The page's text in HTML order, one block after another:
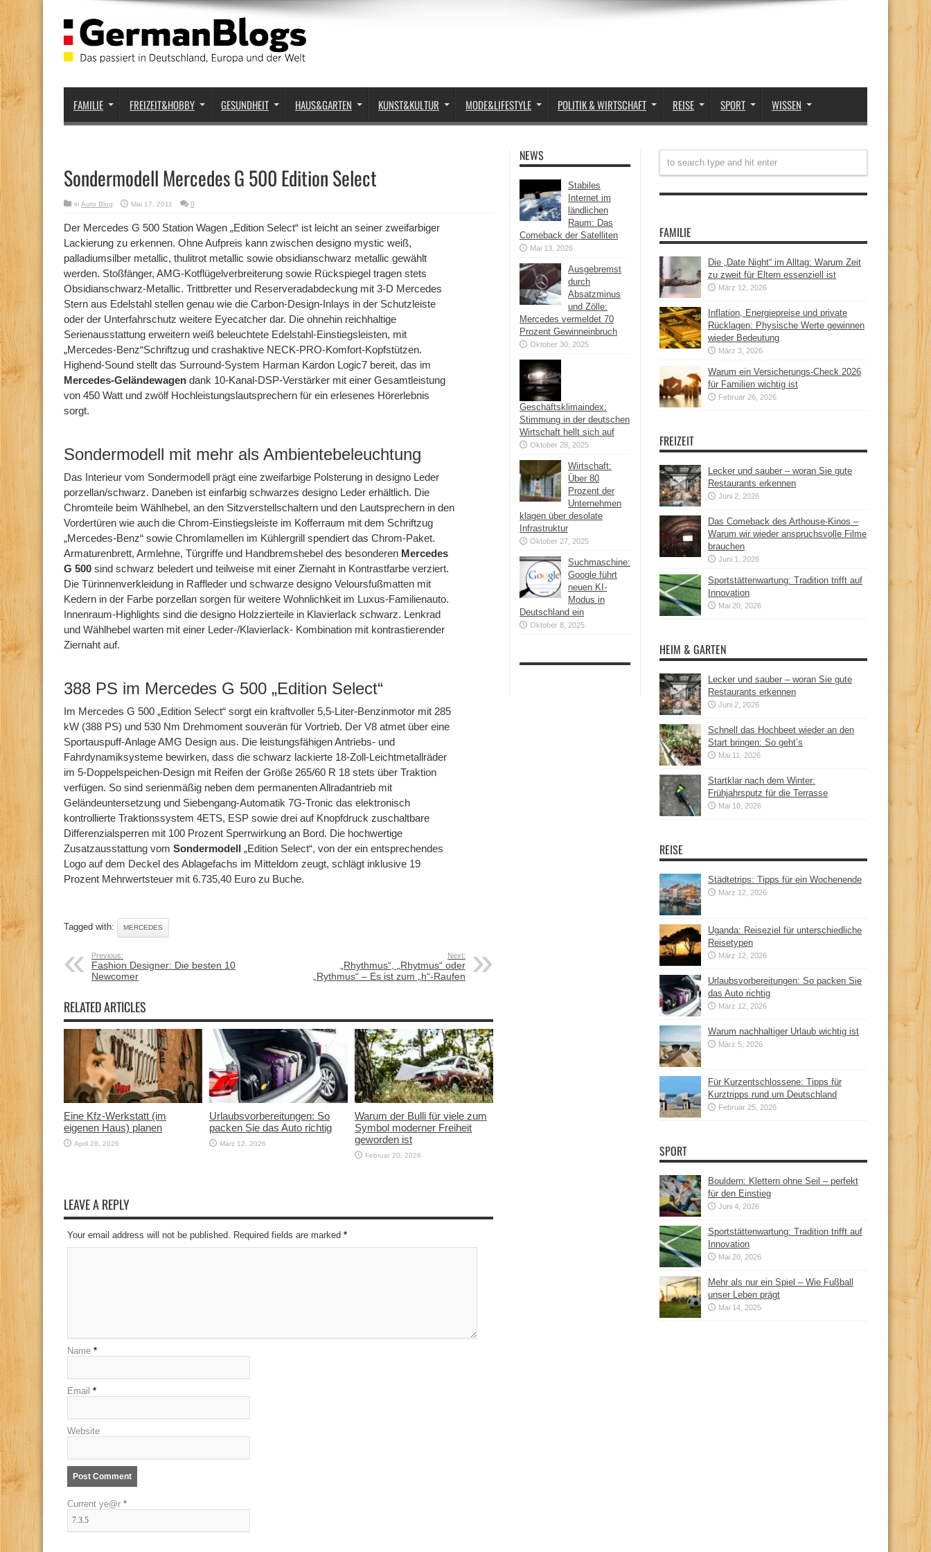
FAMILIE FREIZEIT&HOBBY GESUNDHEIT HAUS&GARTEN KUNST&KULTUR MODE&LIFESTYLE POLITIK & WIRTSCHAFT REISE SPORT WISSEN
Sondermodell Mercedes G 500 Edition Select
in Auto Blog Mai 17, 2011 0
Der Mercedes G 500 Station Wagen „Edition Select“ ist leicht an seiner zweifarbiger
Lackierung zu erkennen. Ohne Aufpreis kann zwischen designo mystic weiß,
palladiumsilber metallic, thulitrot metallic sowie obsidianschwarz metallic gewählt
werden. Stoßfänger, AMG-Kotflügelverbreiterung sowie Rückspiegel tragen stets
Obsidianschwarz-Metallic. Trittbretter und Reserveradabdeckung mit 3-D Mercedes
Stern aus Edelstahl stellen genau wie die Carbon-Design-Inlays in der Schutzleiste
oder der Unterfahrschutz weitere Eyecatcher dar. Die ohnehin reichhaltige
Serienausstattung erweitern weiß beleuchtete Edelstahl-Einstiegsleisten, mit
„Mercedes-Benz“Schriftzug und crashaktive NECK-PRO-Komfort-Kopfstützen.
Highend-Sound stellt das Surround-System Harman Kardon Logic7 bereit, das im
Mercedes-Geländewagen dank 10-Kanal-DSP-Verstärker mit einer Gesamtleistung
von 450 Watt und zwölf Hochleistungslautsprechern für ein erlesenes Hörerlebnis
sorgt.
Sondermodell mit mehr als Ambientebeleuchtung
Das Interieur vom Sondermodell prägt eine zweifarbige Polsterung in designo Leder
porzellan/schwarz. Daneben ist einfarbig schwarzes designo Leder erhältlich. Die
Chromteile beim Wählhebel, an den Sitzverstellschaltern und den Lautsprechern in den
Vordertüren wie auch die Chrom-Einstiegsleiste im Kofferraum mit dem Schriftzug
„Mercedes-Benz“ sowie Chromlamellen im Kühlergrill spendiert das Chrom-Paket.
Armaturenbrett, Armlehne, Türgriffe und Handbremshebel des besonderen Mercedes
G 500 sind schwarz beledert und teilweise mit einer Ziernaht in Kontrastfarbe verziert.
Die Türinnenverkleidung in Raffleder und schwarze designo Veloursfußmatten mit
Kedern in der Farbe porzellan sorgen für weitere Wohnlichkeit im Luxus-Familienauto.
Innenraum-Highlights sind die designo Holzzierteile in Klavierlack schwarz. Lenkrad
und Wählhebel warten mit einer Leder-/Klavierlack- Kombination mit kontrastierender
Ziernaht auf.
388 PS im Mercedes G 500 „Edition Select“
Im Mercedes G 500 „Edition Select“ sorgt ein kraftvoller 5,5-Liter-Benzinmotor mit 285
kW (388 PS) und 530 Nm Drehmoment souverän für Vortrieb. Der V8 atmet über eine
Sportauspuff-Anlage AMG Design aus. Die leistungsfähigen Antriebs- und
Fahrdynamiksysteme bewirken, dass die schwarz lackierte 18-Zoll-Leichtmetallräder
im 5-Doppelspeichen-Design mit Reifen der Größe 265/60 R 18 stets über Traktion
verfügen. So sind serienmäßig neben dem permanenten Allradantrieb mit
Geländeuntersetzung und Siebengang-Automatik 7G-Tronic das elektronisch
kontrollierte Traktionssystem 4ETS, ESP sowie drei auf Knopfdruck zuschaltbare
Differenzialsperren mit 100 Prozent Sperrwirkung an Bord. Die hochwertige
Zusatzausstattung vom Sondermodell „Edition Select“, von der ein entsprechendes
Logo auf dem Deckel des Ablagefachs im Mitteldom zeugt, schlägt inklusive 19
Prozent Mehrwertsteuer mit 6.735,40 Euro zu Buche.
Tagged with: MERCEDES
Previous:
Fashion Designer: Die besten 10
Newcomer
Next:
„Rhythmus“, „Rhytmus“ oder
„Rythmus“ – Es ist zum „h“-Raufen
RELATED ARTICLES
Eine Kfz‑Werkstatt (im
eigenen Haus) planen
April 28, 2026
Urlaubsvorbereitungen: So
packen Sie das Auto richtig
März 12, 2026
Warum der Bulli für viele zum
Symbol moderner Freiheit
geworden ist
Februar 20, 2026
LEAVE A REPLY
Your email address will not be published. Required fields are marked *
Name *
Email *
Website
Current ye@r *
NEWS
Stabiles
Internet im
ländlichen
Raum: Das
Comeback der Satelliten
Mai 13, 2026
Ausgebremst
durch
Absatzminus
und Zölle:
Mercedes vermeldet 70
Prozent Gewinneinbruch
Oktober 30, 2025
Geschäftsklimaindex:
Stimmung in der deutschen
Wirtschaft hellt sich auf
Oktober 28, 2025
Wirtschaft:
Über 80
Prozent der
Unternehmen
klagen über desolate
Infrastruktur
Oktober 27, 2025
Suchmaschine:
Google führt
neuen KI-
Modus in
Deutschland ein
Oktober 8, 2025
FAMILIE
Die „Date Night“ im Alltag: Warum Zeit
zu zweit für Eltern essenziell ist
März 12, 2026
Inflation, Energiepreise und private
Rücklagen: Physische Werte gewinnen
wieder Bedeutung
März 3, 2026
Warum ein Versicherungs-Check 2026
für Familien wichtig ist
Februar 26, 2026
FREIZEIT
Lecker und sauber – woran Sie gute
Restaurants erkennen
Juni 2, 2026
Das Comeback des Arthouse-Kinos –
Warum wir wieder anspruchsvolle Filme
brauchen
Juni 1, 2026
Sportstättenwartung: Tradition trifft auf
Innovation
Mai 20, 2026
HEIM & GARTEN
Lecker und sauber – woran Sie gute
Restaurants erkennen
Juni 2, 2026
Schnell das Hochbeet wieder an den
Start bringen: So geht’s
Mai 11, 2026
Startklar nach dem Winter:
Frühjahrsputz für die Terrasse
Mai 10, 2026
REISE
Städtetrips: Tipps für ein Wochenende
März 12, 2026
Uganda: Reiseziel für unterschiedliche
Reisetypen
März 12, 2026
Urlaubsvorbereitungen: So packen Sie
das Auto richtig
März 12, 2026
Warum nachhaltiger Urlaub wichtig ist
März 5, 2026
Für Kurzentschlossene: Tipps für
Kurztripps rund um Deutschland
Februar 25, 2026
SPORT
Bouldern: Klettern ohne Seil – perfekt
für den Einstieg
Juni 4, 2026
Sportstättenwartung: Tradition trifft auf
Innovation
Mai 20, 2026
Mehr als nur ein Spiel – Wie Fußball
unser Leben prägt
Mai 14, 2025